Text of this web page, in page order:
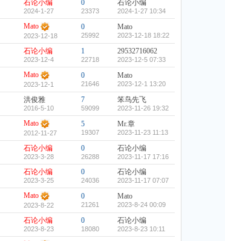
石论小编
2024-1-27
0
23373
石论小编
2024-1-27 10:34
Mato
2023-12-18
0
25992
Mato
2023-12-18 18:22
石论小编
2023-12-4
1
22718
29532716062
2023-12-5 07:33
Mato
2023-12-1
0
21646
Mato
2023-12-1 13:20
洪俊雅
2016-5-10
7
59099
笨鸟先飞
2023-11-26 19:32
Mato
2012-11-27
5
19307
Mr.章
2023-11-23 11:13
石论小编
2023-3-28
0
26288
石论小编
2023-11-17 17:16
石论小编
2023-3-25
0
24036
石论小编
2023-11-17 07:07
Mato
2023-8-22
0
21261
Mato
2023-8-24 00:09
石论小编
2023-8-23
0
18080
石论小编
2023-8-23 10:11